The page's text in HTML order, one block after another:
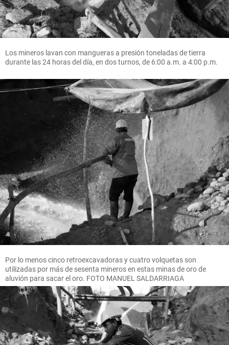
Los mineros lavan con mangueras a presión toneladas de tierra
durante las 24 horas del día, en dos turnos, de 6:00 a.m. a 4:00 p.m.
Por lo menos cinco retroexcavadoras y cuatro volquetas son
utilizadas por más de sesenta mineros en estas minas de oro de
aluvión para sacar el oro. FOTO MANUEL SALDARRIAGA